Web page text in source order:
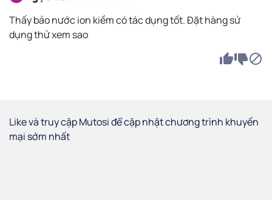
Thấy bảo nước ion kiềm có tác dụng tốt. Đặt hàng sử
dụng thử xem sao
Like và truy cập Mutosi để cập nhật chương trình khuyến
mại sớm nhất